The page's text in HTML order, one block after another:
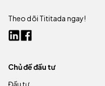
Theo dõi Tititada ngay!
Chủ đề đầu tư
Đầu tư